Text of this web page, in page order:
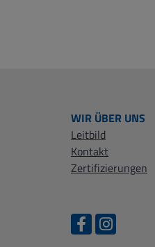
WIR ÜBER UNS
Leitbild
Kontakt
Zertifizierungen